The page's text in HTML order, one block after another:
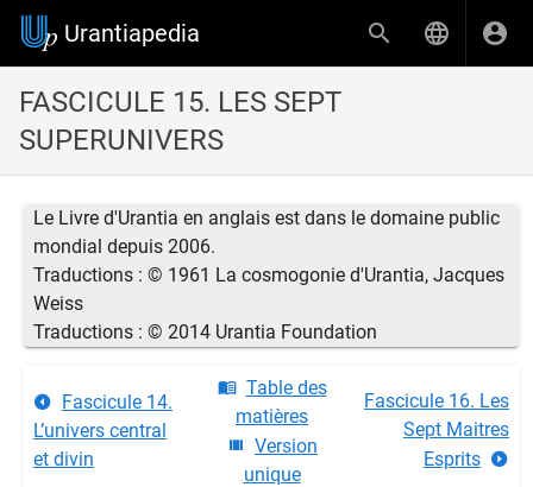
Urantiapedia
FASCICULE 15. LES SEPT
SUPERUNIVERS
Le Livre d'Urantia en anglais est dans le domaine public
mondial depuis 2006.
Traductions : © 1961 La cosmogonie d'Urantia, Jacques
Weiss
Traductions : © 2014 Urantia Foundation
Fascicule 14.
L’univers central
et divin
Table des
matières
Version
unique
Fascicule 16. Les
Sept Maitres
Esprits